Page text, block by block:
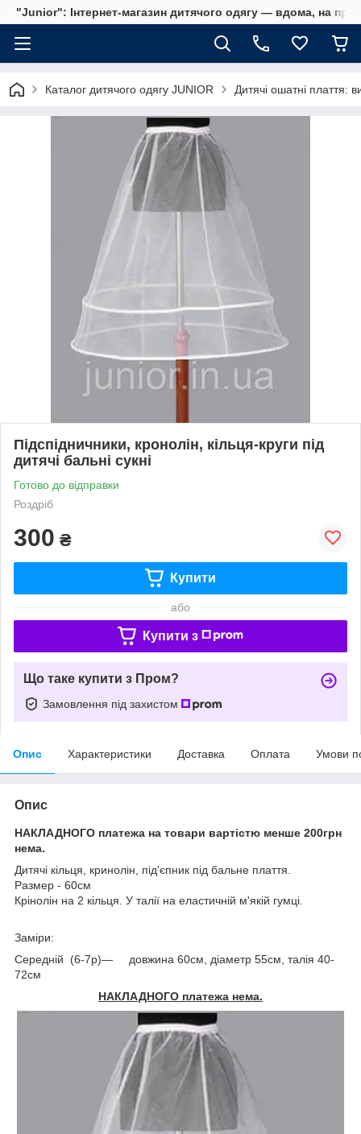
"Junior": Інтернет-магазин дитячого одягу — вдома, на
Каталог дитячого одягу JUNIOR Дитячі ошатні плаття:
Підспідничники, кронолін, кільця-круги під
дитячі бальні сукні
Готово до відправки
Роздріб
300 ₴
Купити
або
Купити з
Що таке купити з Пром?
Замовлення під захистом
Опис Характеристики Доставка Оплата Умови
Опис
НАКЛАДНОГО платежа на товари вартiстю менше 200грн
нема.
Дитячі кільця, кринолін, під'єпник під бальне плаття.
Размер - 60см
Крінолін на 2 кільця. У талії на еластичній м'якій гумці.
Заміри:
Середній (6-7р)— довжина 60см, діаметр 55см, талія 40-
72см
НАКЛАДНОГО платежа нема.